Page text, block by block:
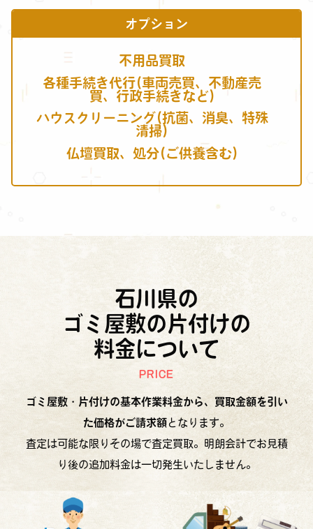
オプション
不用品買取
各種手続き代行(車両売買、不動産売
買、行政手続きなど)
ハウスクリーニング(抗菌、消臭、特殊
清掃)
仏壇買取、処分(ご供養含む)
石川県の
ゴミ屋敷の片付けの
料金について
PRICE
ゴミ屋敷・片付けの基本作業料金から、買取金額を引い
た価格がご請求額となります。
査定は可能な限りその場で査定買取。明朗会計でお見積
り後の追加料金は一切発生いたしません。